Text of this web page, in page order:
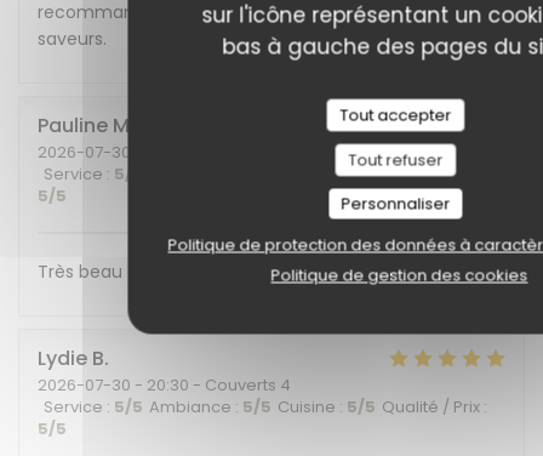
sur l'icône représentant un
bas à gauche des pages du
Tout accepter
Tout refuser
Personnaliser
Politique de protection des données à
Politique de gestion des cookies
recommandons cet endroit plein de charme et de
saveurs.
Pauline M
2026-07-30
Service : 5/5 Cuisine:5/5 Qualité / Prix
5/5
Très beau cadre et belle découverte gustative !
Lydie B
2026-07-30 - 20:30 - Couverts 4
Service : 5/5 Ambiance : 5/5 Cuisine : 5/5 Qualité / Prix :
5/5